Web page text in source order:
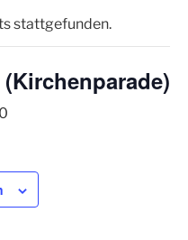
stattgefunden.